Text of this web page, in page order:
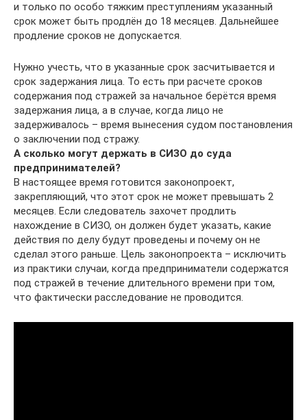
и только по особо тяжким преступлениям указанный
срок может быть продлён до 18 месяцев. Дальнейшее
продление сроков не допускается.
Нужно учесть, что в указанные срок засчитывается и
срок задержания лица. То есть при расчете сроков
содержания под стражей за начальное берётся время
задержания лица, а в случае, когда лицо не
задерживалось – время вынесения судом постановления
о заключении под стражу.
А сколько могут держать в СИЗО до суда
предпринимателей?
В настоящее время готовится законопроект,
закрепляющий, что этот срок не может превышать 2
месяцев. Если следователь захочет продлить
нахождение в СИЗО, он должен будет указать, какие
действия по делу будут проведены и почему он не
сделал этого раньше. Цель законопроекта – исключить
из практики случаи, когда предприниматели содержатся
под стражей в течение длительного времени при том,
что фактически расследование не проводится.